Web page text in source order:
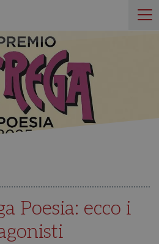
Poesia: ecco i